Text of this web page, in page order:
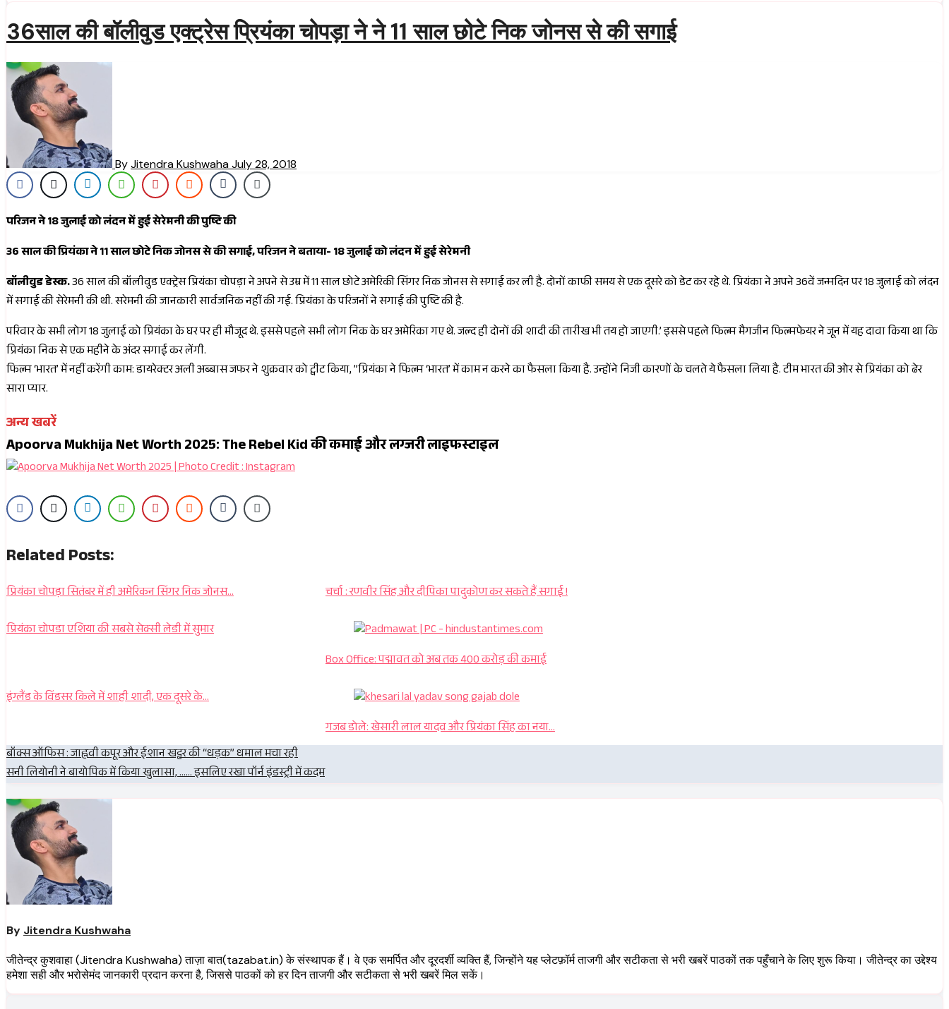
36साल की बॉलीवुड एक्ट्रेस प्रियंका चोपड़ा ने ने 11 साल छोटे निक जोनस से की सगाई
ByJitendra KushwahaJuly 28, 2018
परिजन ने 18 जुलाई को लंदन में हुई सेरेमनी की पुष्टि की
36 साल की प्रियंका ने 11 साल छोटे निक जोनस से की सगाई, परिजन ने बताया- 18 जुलाई को लंदन में हुई सेरेमनी
बॉलीवुड डेस्क.36 साल की बॉलीवुड एक्ट्रेस प्रियंका चोपड़ा ने अपने से उम्र में 11 साल छोटे अमेरिकी सिंगर निक जोनस से सगाई कर ली है. दोनों काफी समय से एक दूसरे को डेट कर रहे थे. प्रियंका ने अपने 36वें जन्मदिन पर 18 जुलाई को लंदन
में सगाई की सेरेमनी की थी. सरेमनी की जानकारी सार्वजनिक नहीं की गई. प्रियंका के परिजनों ने सगाई की पुष्टि की है.
परिवार के सभी लोग 18 जुलाई को प्रियंका के घर पर ही मौजूद थे. इससे पहले सभी लोग निक के घर अमेरिका गए थे. जल्द ही दोनों की शादी की तारीख भी तय हो जाएगी.’ इससे पहले फिल्म मैगजीन फिल्मफेयर ने जून में यह दावा किया था कि
प्रियंका निक से एक महीने के अंदर सगाई कर लेंगी.
फिल्म ‘भारत’ में नहीं करेंगी काम: डायरेक्टर अली अब्बास जफर ने शुक्रवार को ट्वीट किया, ”प्रियंका ने फिल्म ‘भारत’ में काम न करने का फैसला किया है. उन्होंने निजी कारणों के चलते ये फैसला लिया है. टीम भारत की ओर से प्रियंका को ढेर
सारा प्यार.
अन्य खबरें
Apoorva Mukhija Net Worth 2025: The Rebel Kid की कमाई और लग्जरी लाइफस्टाइल
Related Posts:
प्रियंका चोपड़ा सितंबर में ही अमेरिकन सिंगर निक जोनस…
चर्चा : रणवीर सिंह और दीपिका पादुकोण कर सकते हैं सगाई !
प्रियंका चोपडा एशिया की सबसे सेक्सी लेडी में सुमार
Box Office: पद्मावत को अब तक 400 करोड़ की कमाई
इंग्लैंड के विंडसर किले में शाही शादी, एक दूसरे के…
गजब डोले: खेसारी लाल यादव और प्रियंका सिंह का नया…
Post
navigation
बॉक्स ऑफिस : जाह्नवी कपूर और ईशान खट्टर की “धड़क” धमाल मचा रही
सनी लियोनी ने बायोपिक में किया खुलासा, …… इसलिए रखा पॉर्न इंडस्ट्री में कदम
By Jitendra Kushwaha
जीतेन्द्र कुशवाहा (Jitendra Kushwaha) ताज़ा बात(tazabat.in) के संस्थापक हैं। वे एक समर्पित और दूरदर्शी व्यक्ति हैं, जिन्होंने यह प्लेटफ़ॉर्म ताजगी और सटीकता से भरी खबरें पाठकों तक पहुँचाने के लिए शुरू किया। जीतेन्द्र का उद्देश्य
हमेशा सही और भरोसेमंद जानकारी प्रदान करना है, जिससे पाठकों को हर दिन ताजगी और सटीकता से भरी खबरें मिल सकें।